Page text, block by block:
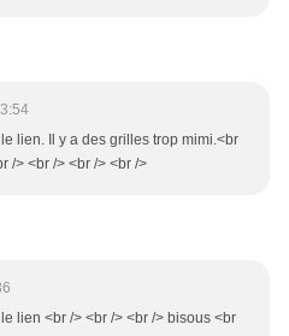
lien. Il y a des grilles trop mimi.<br
/> <br /> <br /> <br />
lien <br /> <br /> <br /> bisous <br